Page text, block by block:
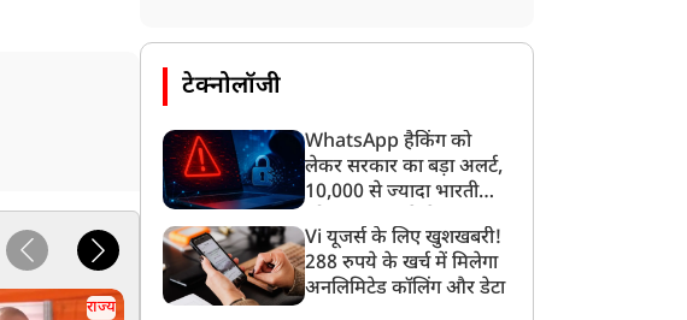
राज्य
टेक्नोलॉजी
WhatsApp हैकिंग को
लेकर सरकार का बड़ा अलर्ट,
10,000 से ज्यादा भारतीयों
गया
Vi यूजर्स के लिए खुशखबरी!
288 रुपये के खर्च में मिलेगा
अनलिमिटेड कॉलिंग और डेटा